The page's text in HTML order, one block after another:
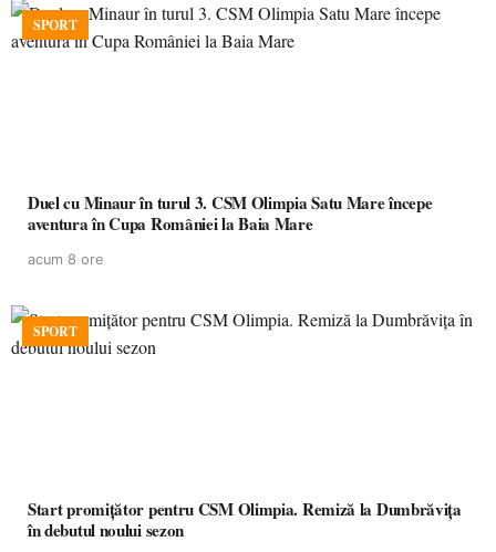
SPORT
Duel cu Minaur în turul 3. CSM Olimpia Satu Mare începe
aventura în Cupa României la Baia Mare
acum 8 ore
SPORT
Start promițător pentru CSM Olimpia. Remiză la Dumbrăvița
în debutul noului sezon